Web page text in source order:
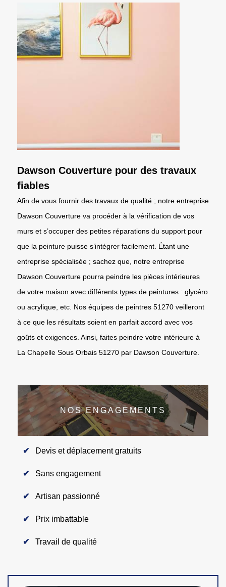
Dawson Couverture pour des travaux
fiables
Afin de vous fournir des travaux de qualité ; notre entreprise
Dawson Couverture va procéder à la vérification de vos
murs et s’occuper des petites réparations du support pour
que la peinture puisse s’intégrer facilement. Étant une
entreprise spécialisée ; sachez que, notre entreprise
Dawson Couverture pourra peindre les pièces intérieures
de votre maison avec différents types de peintures : glycéro
ou acrylique, etc. Nos équipes de peintres 51270 veilleront
à ce que les résultats soient en parfait accord avec vos
goûts et exigences. Ainsi, faites peindre votre intérieure à
La Chapelle Sous Orbais 51270 par Dawson Couverture.
NOS ENGAGEMENTS
Devis et déplacement gratuits
Sans engagement
Artisan passionné
Prix imbattable
Travail de qualité